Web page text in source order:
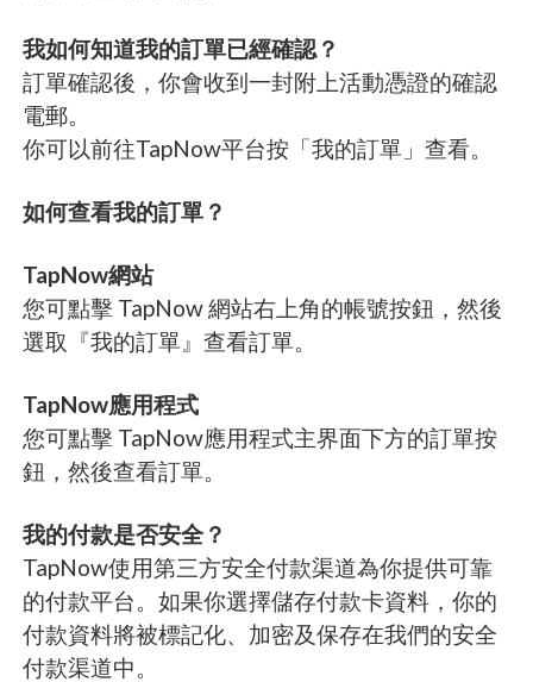
我如何知道我的訂單已經確認？
訂單確認後，你會收到一封附上活動憑證的確認
電郵。
你可以前往TapNow平台按「我的訂單」查看。
如何查看我的訂單？
TapNow網站
您可點擊 TapNow 網站右上角的帳號按鈕，然後
選取『我的訂單』查看訂單。
TapNow應用程式
您可點擊 TapNow應用程式主界面下方的訂單按
鈕，然後查看訂單。
我的付款是否安全？
TapNow使用第三方安全付款渠道為你提供可靠
的付款平台。如果你選擇儲存付款卡資料，你的
付款資料將被標記化、加密及保存在我們的安全
付款渠道中。